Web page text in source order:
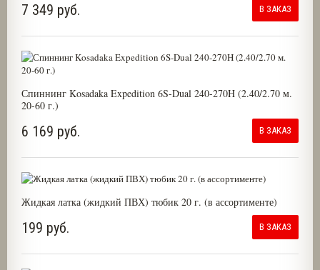
7 349 руб. В ЗАКАЗ
Спиннинг Kosadaka Expedition 6S-Dual 240-270H (2.40/2.70 м.
20-60 г.)
6 169 руб. В ЗАКАЗ
Жидкая латка (жидкий ПВХ) тюбик 20 г. (в ассортименте)
199 руб. В ЗАКАЗ